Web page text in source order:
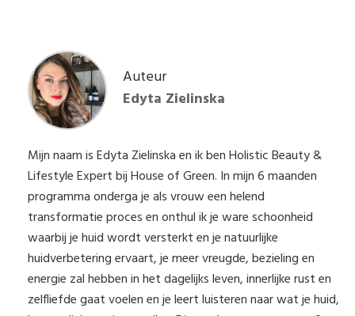
Auteur
Edyta Zielinska
Mijn naam is Edyta Zielinska en ik ben Holistic Beauty &
Lifestyle Expert bij House of Green. In mijn 6 maanden
programma onderga je als vrouw een helend
transformatie proces en onthul ik je ware schoonheid
waarbij je huid wordt versterkt en je natuurlijke
huidverbetering ervaart, je meer vreugde, bezieling en
energie zal hebben in het dagelijks leven, innerlijke rust en
zelfliefde gaat voelen en je leert luisteren naar wat je huid,